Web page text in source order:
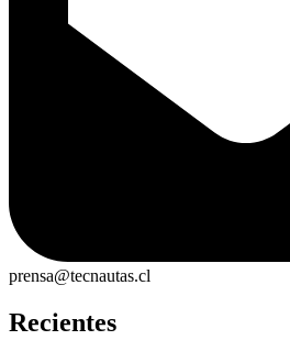
prensa@tecnautas.cl
Recientes